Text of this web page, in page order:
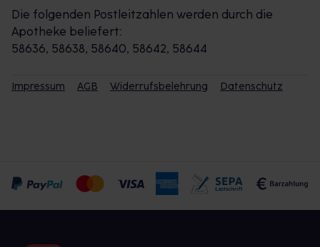
Die folgenden Postleitzahlen werden durch die
Apotheke beliefert:
58636, 58638, 58640, 58642, 58644
Impressum AGB Widerrufsbelehrung Datenschutz